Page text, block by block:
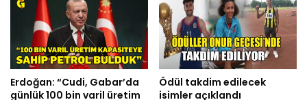
Erdoğan: “Cudi, Gabar’da
günlük 100 bin varil üretim
Ödül takdim edilecek
isimler açıklandı